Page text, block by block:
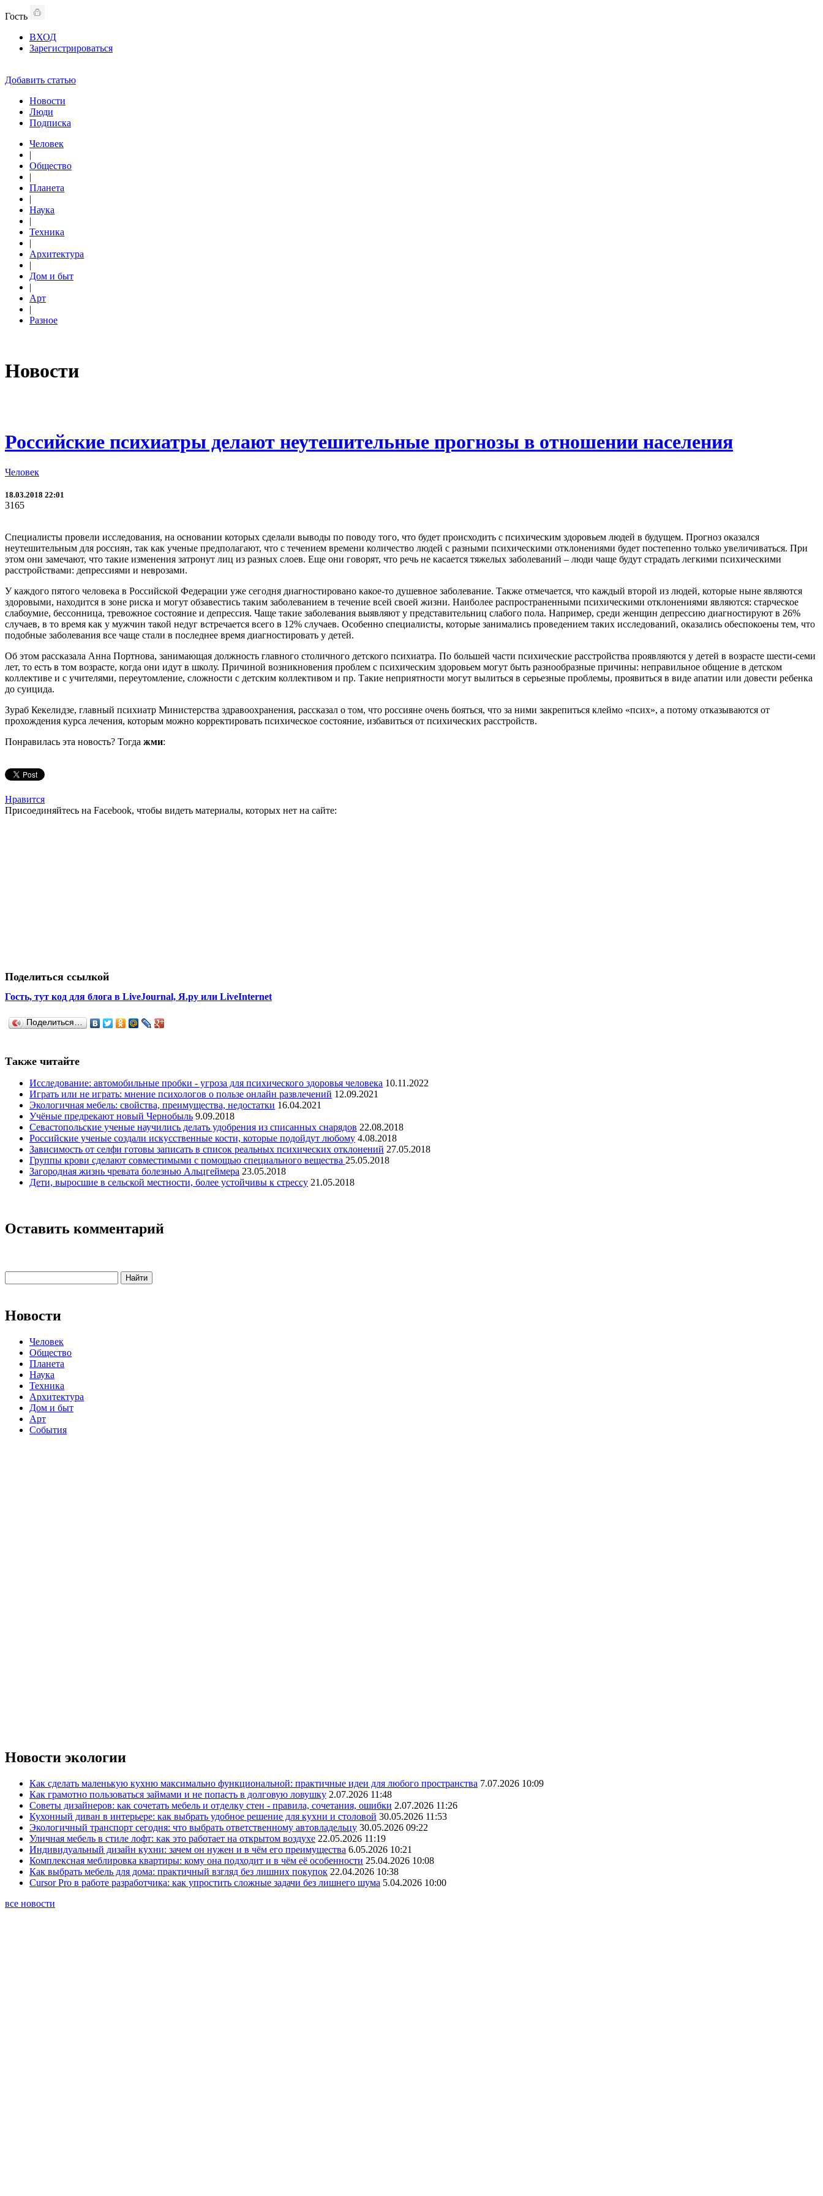
Гость
ВХОД
Зарегистрироваться
Добавить статью
Новости
Люди
Подписка
Человек
|
Общество
|
Планета
|
Наука
|
Техника
|
Архитектура
|
Дом и быт
|
Арт
|
Разное
Новости
Российские психиатры делают неутешительные прогнозы в отношении населения
Человек
18.03.2018 22:01
3165
Специалисты провели исследования, на основании которых сделали выводы по поводу того, что будет происходить с психическим здоровьем людей в будущем. Прогноз оказался
неутешительным для россиян, так как ученые предполагают, что с течением времени количество людей с разными психическими отклонениями будет постепенно только увеличиваться. При
этом они замечают, что такие изменения затронут лиц из разных слоев. Еще они говорят, что речь не касается тяжелых заболеваний – люди чаще будут страдать легкими психическими
расстройствами: депрессиями и неврозами.
У каждого пятого человека в Российской Федерации уже сегодня диагностировано какое-то душевное заболевание. Также отмечается, что каждый второй из людей, которые ныне являются
здоровыми, находится в зоне риска и могут обзавестись таким заболеванием в течение всей своей жизни. Наиболее распространенными психическими отклонениями являются: старческое
слабоумие, бессонница, тревожное состояние и депрессия. Чаще такие заболевания выявляют у представительниц слабого пола. Например, среди женщин депрессию диагностируют в 26%
случаев, в то время как у мужчин такой недуг встречается всего в 12% случаев. Особенно специалисты, которые занимались проведением таких исследований, оказались обеспокоены тем, что
подобные заболевания все чаще стали в последнее время диагностировать у детей.
Об этом рассказала Анна Портнова, занимающая должность главного столичного детского психиатра. По большей части психические расстройства проявляются у детей в возрасте шести-семи
лет, то есть в том возрасте, когда они идут в школу. Причиной возникновения проблем с психическим здоровьем могут быть разнообразные причины: неправильное общение в детском
коллективе и с учителями, переутомление, сложности с детским коллективом и пр. Такие неприятности могут вылиться в серьезные проблемы, проявиться в виде апатии или довести ребенка
до суицида.
Зураб Кекелидзе, главный психиатр Министерства здравоохранения, рассказал о том, что россияне очень бояться, что за ними закрепиться клеймо «псих», а потому отказываются от
прохождения курса лечения, которым можно корректировать психическое состояние, избавиться от психических расстройств.
Понравилась эта новость? Тогда жми:
Нравится
Присоединяйтесь на Facebook, чтобы видеть материалы, которых нет на сайте:
Поделиться ссылкой
Гость, тут код для блога в LiveJournal, Я.ру или LiveInternet
Поделиться…
Также читайте
Исследование: автомобильные пробки - угроза для психического здоровья человека 10.11.2022
Играть или не играть: мнение психологов о пользе онлайн развлечений 12.09.2021
Экологичная мебель: свойства, преимущества, недостатки 16.04.2021
Учёные предрекают новый Чернобыль 9.09.2018
Севастопольские ученые научились делать удобрения из списанных снарядов 22.08.2018
Российские ученые создали искусственные кости, которые подойдут любому 4.08.2018
Зависимость от селфи готовы записать в список реальных психических отклонений 27.05.2018
Группы крови сделают совместимыми с помощью специального вещества 25.05.2018
Загородная жизнь чревата болезнью Альцгеймера 23.05.2018
Дети, выросшие в сельской местности, более устойчивы к стрессу 21.05.2018
Оставить комментарий
Новости
Человек
Общество
Планета
Наука
Техника
Архитектура
Дом и быт
Арт
События
Новости экологии
Как сделать маленькую кухню максимально функциональной: практичные идеи для любого пространства 7.07.2026 10:09
Как грамотно пользоваться займами и не попасть в долговую ловушку 2.07.2026 11:48
Советы дизайнеров: как сочетать мебель и отделку стен - правила, сочетания, ошибки 2.07.2026 11:26
Кухонный диван в интерьере: как выбрать удобное решение для кухни и столовой 30.05.2026 11:53
Экологичный транспорт сегодня: что выбрать ответственному автовладельцу 30.05.2026 09:22
Уличная мебель в стиле лофт: как это работает на открытом воздухе 22.05.2026 11:19
Индивидуальный дизайн кухни: зачем он нужен и в чём его преимущества 6.05.2026 10:21
Комплексная меблировка квартиры: кому она подходит и в чём её особенности 25.04.2026 10:08
Как выбрать мебель для дома: практичный взгляд без лишних покупок 22.04.2026 10:38
Cursor Pro в работе разработчика: как упростить сложные задачи без лишнего шума 5.04.2026 10:00
все новости